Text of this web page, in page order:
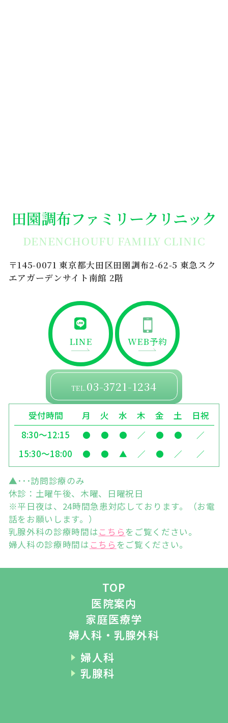
田園調布ファミリークリニック
DENENCHOUFU FAMILY CLINIC
〒145-0071 東京都大田区田園調布2-62-5 東急スク
エアガーデンサイト南館 2階
LINE WEB予約
TEL.03-3721-1234
受付時間 月 火 水 木 金 土
日祝
8:30～12:15
● ● ● ／ ● ● ／
15:30～18:00 ● ● ▲ ／ ● ／ ／
▲･･･訪問診療のみ
休診：土曜午後、木曜、日曜祝日
※平日夜は、24時間急患対応しております。（お電
話をお願いします。）
乳腺外科の診療時間はこちら をご覧ください。
婦人科の診療時間は こちら をご覧ください。
TOP
医院案内
家庭医療学
婦人科・乳腺外科
婦人科
乳腺科